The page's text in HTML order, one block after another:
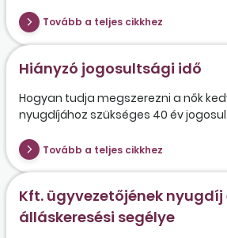
Tovább a teljes cikkhez
Hiányzó jogosultsági idő
Hogyan tudja megszerezni a nők
nyugdíjához szükséges 40 év
Tovább a teljes cikkhez
Kft. ügyvezetőjének
álláskeresési segélye